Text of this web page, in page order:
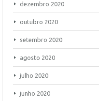
dezembro 2020
outubro 2020
setembro 2020
agosto 2020
julho 2020
junho 2020